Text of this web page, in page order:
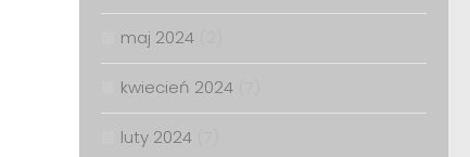
maj 2024
kwiecień 2024
luty 2024